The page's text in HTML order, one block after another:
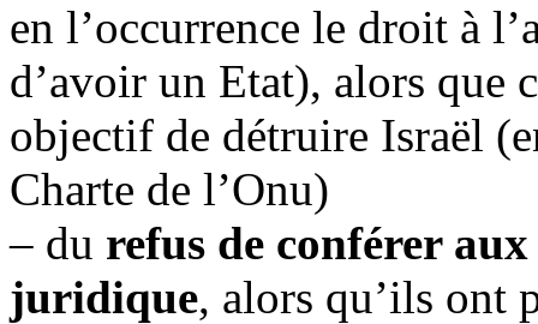
en l’occurrence le droit à
d’avoir un Etat), alors que
objectif de détruire Israël
Charte de l’Onu)
– du refus de conférer
juridique, alors qu’ils ont